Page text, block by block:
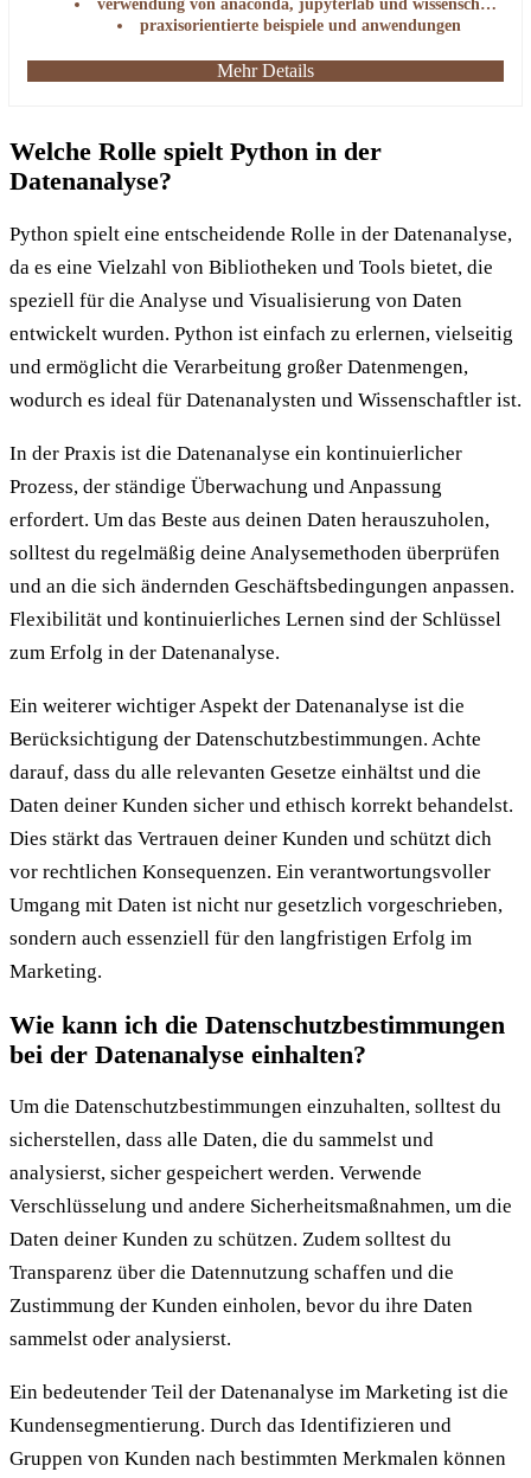
verwendung von anaconda, jupyterlab und wissenschaftlichen bibliotheken
praxisorientierte beispiele und anwendungen
Mehr Details
Welche Rolle spielt Python in der
Datenanalyse?
Python spielt eine entscheidende Rolle in der Datenanalyse,
da es eine Vielzahl von Bibliotheken und Tools bietet, die
speziell für die Analyse und Visualisierung von Daten
entwickelt wurden. Python ist einfach zu erlernen, vielseitig
und ermöglicht die Verarbeitung großer Datenmengen,
wodurch es ideal für Datenanalysten und Wissenschaftler ist.
In der Praxis ist die Datenanalyse ein kontinuierlicher
Prozess, der ständige Überwachung und Anpassung
erfordert. Um das Beste aus deinen Daten herauszuholen,
solltest du regelmäßig deine Analysemethoden überprüfen
und an die sich ändernden Geschäftsbedingungen anpassen.
Flexibilität und kontinuierliches Lernen sind der Schlüssel
zum Erfolg in der Datenanalyse.
Ein weiterer wichtiger Aspekt der Datenanalyse ist die
Berücksichtigung der Datenschutzbestimmungen. Achte
darauf, dass du alle relevanten Gesetze einhältst und die
Daten deiner Kunden sicher und ethisch korrekt behandelst.
Dies stärkt das Vertrauen deiner Kunden und schützt dich
vor rechtlichen Konsequenzen. Ein verantwortungsvoller
Umgang mit Daten ist nicht nur gesetzlich vorgeschrieben,
sondern auch essenziell für den langfristigen Erfolg im
Marketing.
Wie kann ich die Datenschutzbestimmungen
bei der Datenanalyse einhalten?
Um die Datenschutzbestimmungen einzuhalten, solltest du
sicherstellen, dass alle Daten, die du sammelst und
analysierst, sicher gespeichert werden. Verwende
Verschlüsselung und andere Sicherheitsmaßnahmen, um die
Daten deiner Kunden zu schützen. Zudem solltest du
Transparenz über die Datennutzung schaffen und die
Zustimmung der Kunden einholen, bevor du ihre Daten
sammelst oder analysierst.
Ein bedeutender Teil der Datenanalyse im Marketing ist die
Kundensegmentierung. Durch das Identifizieren und
Gruppen von Kunden nach bestimmten Merkmalen können